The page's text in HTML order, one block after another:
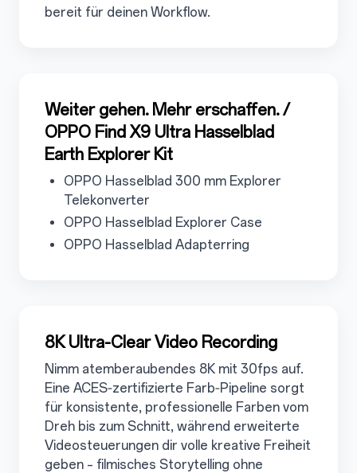
bereit für deinen Workflow.
3.4
Weiter gehen. Mehr erschaffen. /
OPPO Find X9 Ultra Hasselblad
Earth Explorer Kit
3.4.1
OPPO Hasselblad 300 mm Explorer
Telekonverter
3.4.2
OPPO Hasselblad Explorer Case
3.4.3
OPPO Hasselblad Adapterring
3.5
8K Ultra-Clear Video Recording
Nimm atemberaubendes 8K mit 30fps auf.
Eine ACES‑zertifizierte Farb‑Pipeline sorgt
für konsistente, professionelle Farben vom
Dreh bis zum Schnitt, während erweiterte
Videosteuerungen dir volle kreative Freiheit
geben – filmisches Storytelling ohne